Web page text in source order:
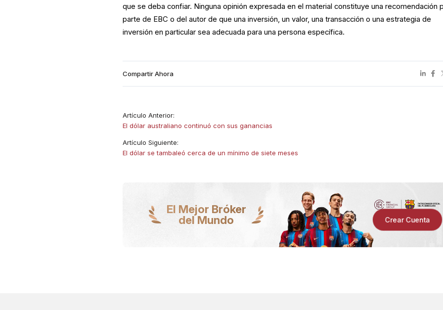
que se deba confiar. Ninguna opinión expresada en el material constituye una recomendación
parte de EBC o del autor de que una inversión, un valor, una transacción o una estrategia de
inversión en particular sea adecuada para una persona específica.
Compartir Ahora
Artículo Anterior:
El dólar australiano continuó con sus ganancias
Artículo Siguiente:
El dólar se tambaleó cerca de un mínimo de siete meses
El Mejor Bróker
del Mundo
Crear Cuenta